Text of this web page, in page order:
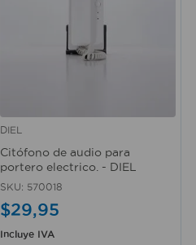
Vista rápida
DIEL
Citófono de audio para
portero electrico. - DIEL
SKU: 570018
$29,95
Incluye IVA